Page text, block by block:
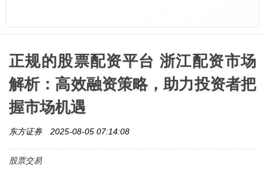
正规的股票配资平台 浙江配资市场
解析：高效融资策略，助力投资者把
握市场机遇
东方证券 2025-08-05 07:14:08
股票交易